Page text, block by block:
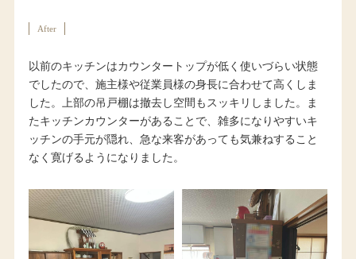
After
以前のキッチンはカウンタートップが低く使いづらい状態
でしたので、施主様や従業員様の身長に合わせて高くしま
した。上部の吊戸棚は撤去し空間もスッキリしました。ま
たキッチンカウンターがあることで、雑多になりやすいキ
ッチンの手元が隠れ、急な来客があっても気兼ねすること
なく寛げるようになりました。